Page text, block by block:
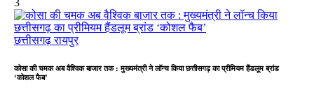
3
छत्तीसगढ़रायपुर
कोसा की चमक अब वैश्विक बाजार तक : मुख्यमंत्री ने लॉन्च किया छत्तीसगढ़ का प्रीमियम हैंडलूम ब्रांड
‘कोशल फैब’